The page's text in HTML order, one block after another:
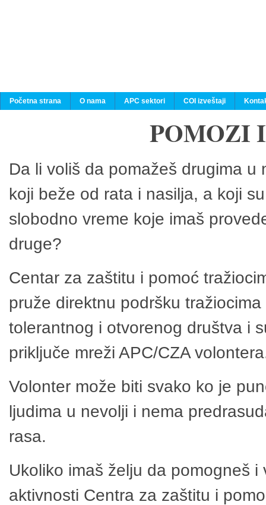
Početna strana O nama APC sektori COI izveštaji
POMOZI
Da li voliš da pomažeš drugima
koji beže od rata i nasilja, a koji
slobodno vreme koje imaš
druge?
Centar za zaštitu i pomoć
pruže direktnu podršku
tolerantnog i otvorenog društva i
priključe mreži APC/CZA
Volonter može biti svako ko je
ljudima u nevolji i nema
rasa.
Ukoliko imaš želju da pomogneš
aktivnosti Centra za zaštitu i